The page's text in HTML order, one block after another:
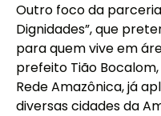
Outro foco da
Dignidades”, que
para quem vive em
prefeito Tião
Rede Amazônica, já
diversas cidades da